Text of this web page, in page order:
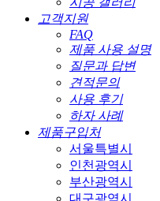
고객지원
FAQ
제품 사용 설명
질문과 답변
견적문의
사용 후기
하자 사례
제품구입처
서울특별시
인천광역시
부산광역시
대구광역시